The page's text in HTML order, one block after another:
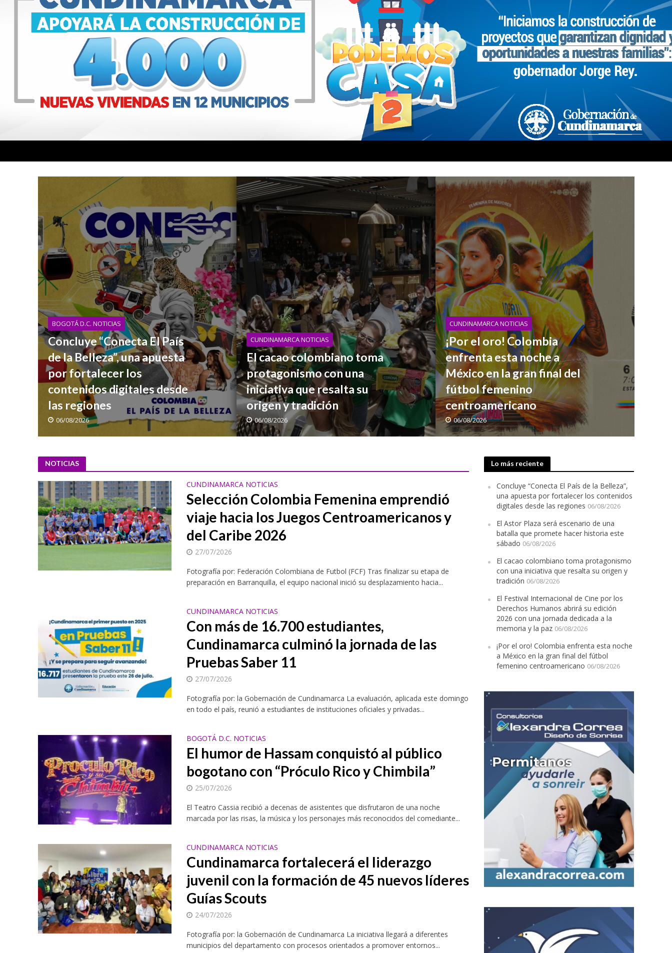
BOGOTÁ D.C. NOTICIAS
Concluye “Conecta El País
de la Belleza”, una apuesta
por fortalecer los
contenidos digitales desde
las regiones
06/08/2026
CUNDINAMARCA NOTICIAS
El cacao colombiano toma
protagonismo con una
iniciativa que resalta su
origen y tradición
06/08/2026
CUNDINAMARCA NOTICIAS
¡Por el oro! Colombia
enfrenta esta noche a
México en la gran final del
fútbol femenino
centroamericano
06/08/2026
NOTICIAS
CUNDINAMARCA NOTICIAS
Selección Colombia Femenina emprendió
viaje hacia los Juegos Centroamericanos y
del Caribe 2026
27/07/2026
Fotografía por: Federación Colombiana de Futbol (FCF) Tras finalizar su etapa de
preparación en Barranquilla, el equipo nacional inició su desplazamiento hacia...
CUNDINAMARCA NOTICIAS
Con más de 16.700 estudiantes,
Cundinamarca culminó la jornada de las
Pruebas Saber 11
27/07/2026
Fotografía por: la Gobernación de Cundinamarca La evaluación, aplicada este domingo
en todo el país, reunió a estudiantes de instituciones oficiales y privadas...
BOGOTÁ D.C. NOTICIAS
El humor de Hassam conquistó al público
bogotano con “Próculo Rico y Chimbila”
25/07/2026
El Teatro Cassia recibió a decenas de asistentes que disfrutaron de una noche
marcada por las risas, la música y los personajes más reconocidos del comediante...
CUNDINAMARCA NOTICIAS
Cundinamarca fortalecerá el liderazgo
juvenil con la formación de 45 nuevos líderes
Guías Scouts
24/07/2026
Fotografía por: la Gobernación de Cundinamarca La iniciativa llegará a diferentes
municipios del departamento con procesos orientados a promover entornos...
Lo más reciente
Concluye “Conecta El País de la Belleza”,
una apuesta por fortalecer los contenidos
digitales desde las regiones 06/08/2026
El Astor Plaza será escenario de una
batalla que promete hacer historia este
sábado 06/08/2026
El cacao colombiano toma protagonismo
con una iniciativa que resalta su origen y
tradición 06/08/2026
El Festival Internacional de Cine por los
Derechos Humanos abrirá su edición
2026 con una jornada dedicada a la
memoria y la paz 06/08/2026
¡Por el oro! Colombia enfrenta esta noche
a México en la gran final del fútbol
femenino centroamericano 06/08/2026